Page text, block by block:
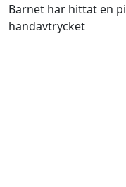
Barnet har hittat en
handavtrycket